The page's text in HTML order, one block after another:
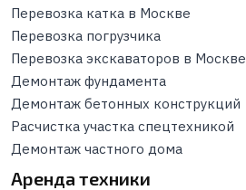
Перевозка катка в Москве
Перевозка погрузчика
Перевозка экскаваторов в Москве
Демонтаж фундамента
Демонтаж бетонных конструкций
Расчистка участка спецтехникой
Демонтаж частного дома
Аренда техники